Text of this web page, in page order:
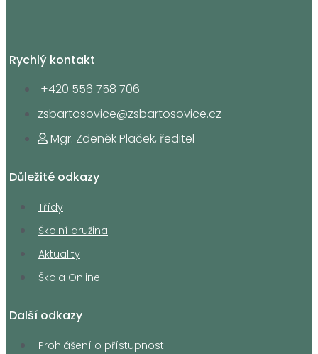
Rychlý kontakt
+420 556 758 706
zsbartosovice@zsbartosovice.cz
Mgr. Zdeněk Plaček, ředitel
Důležité odkazy
Třídy
Školní družina
Aktuality
Škola Online
Další odkazy
Prohlášení o přístupnosti